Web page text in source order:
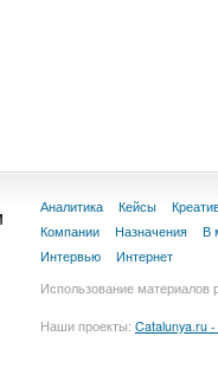
Аналитика Кейсы
Компании
Назначения В
Интервью
Интернет
Использование материалов
Наши проекты: Catalunya.ru